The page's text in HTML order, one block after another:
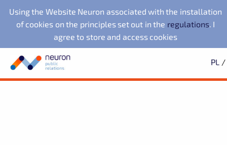
Using the Website Neuron associated with the installation
of cookies on the principles set out in the regulations. I
agree to store and access cookies
PL /
Press office
Neuron Agencja Public
LegacyApp